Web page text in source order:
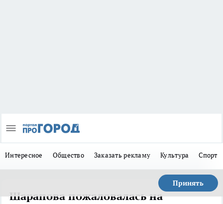
Интересное Общество Заказать рекламу Культура Спорт
Принять
Шарапова пожаловалась на